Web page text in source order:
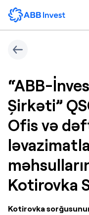
“ABB-
Şirkəti”
Ofis və
Kotirovka
Kotirovka